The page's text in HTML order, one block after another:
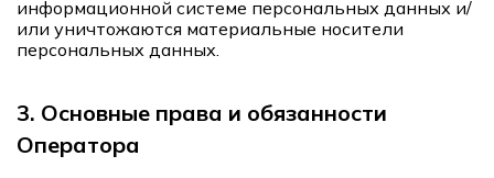
информационной системе персональных данных и/
или уничтожаются материальные носители
персональных данных.
3. Основные права и обязанности
Оператора